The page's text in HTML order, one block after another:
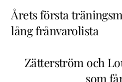
Årets första
lång frånvarolista
Zätterström och
som